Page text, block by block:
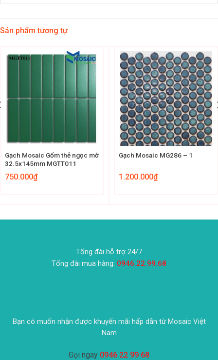
Sản phẩm tương tự
Gạch Mosaic Gốm thẻ ngọc mờ
32.5x145mm MGTT011
750.000₫
Gạch Mosaic MG286 – 1
1.200.000₫
Tổng đài hỗ trợ 24/7
Tổng đài mua hàng: 0946.22.99.68
Bạn có muốn nhận được khuyến mãi hấp dẫn từ Mosaic Việt
Nam
Gọi ngay 0946 22 99 68